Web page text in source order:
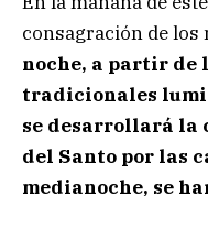
consagración de los
noche, a partir de
tradicionales
se desarrollará la
del Santo por las
medianoche, se